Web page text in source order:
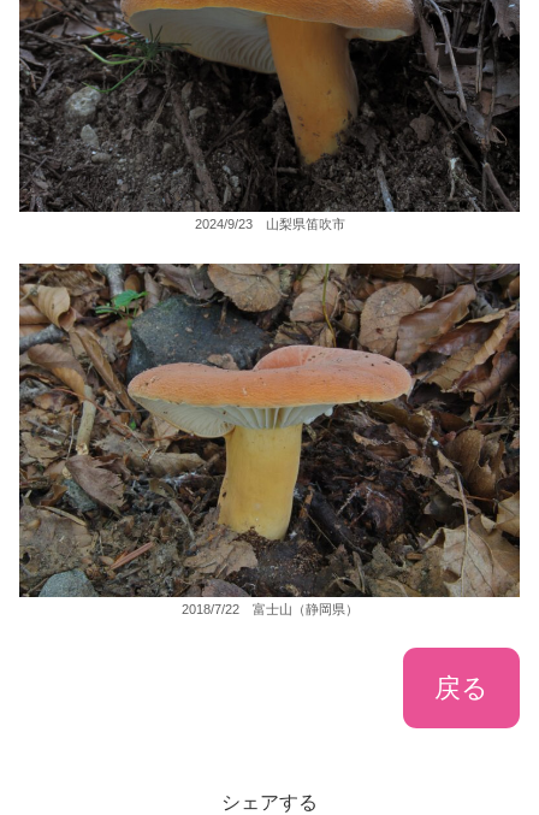
2024/9/23 山梨県笛吹市
2018/7/22 富士山（静岡県）
戻る
シェアする